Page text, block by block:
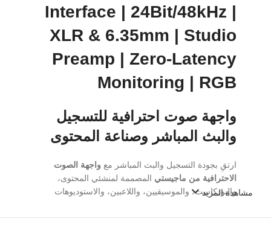
Interface | 24Bit/48kHz |
XLR & 6.35mm | Studio
Preamp | Zero-Latency
Monitoring | RGB
واجهة صوت احترافية للتسجيل
والبث المباشر وصناعة المحتوى
ارتقِ بجودة التسجيل والبث المباشر مع واجهة الصوت
الاحترافية من ماجيستي المصممة لمنشئي المحتوى،
والبودكاست، والموسيقيين، واللاعبين، والاستوديوهات
صوت احترافي منخفض الضوضاء، ومدخل XLR و6.35mm
مشاهدة المزيد